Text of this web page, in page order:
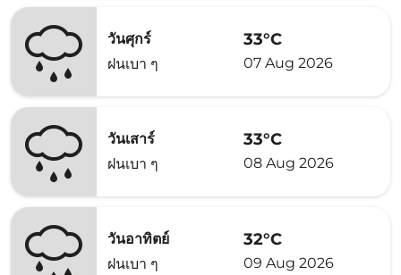
วันศุกร์
ฝนเบา ๆ
33°C
07 Aug 2026
วันเสาร์
ฝนเบา ๆ
33°C
08 Aug 2026
วันอาทิตย์
ฝนเบา ๆ
32°C
09 Aug 2026